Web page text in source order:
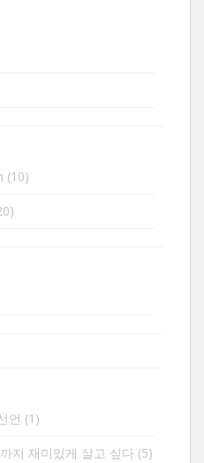
(10)
언 (1)
지 재미있게 살고 싶다 (5)